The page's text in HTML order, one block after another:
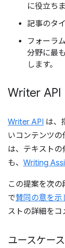
に役立ちま
記事のタ
フォーラ
分野に最
します。
Writer API
Writer API は、
いコンテンツの
は、テキストの
も、 Writing
この提案を次
で賛同の意を示
ストの詳細をコ
ユースケース